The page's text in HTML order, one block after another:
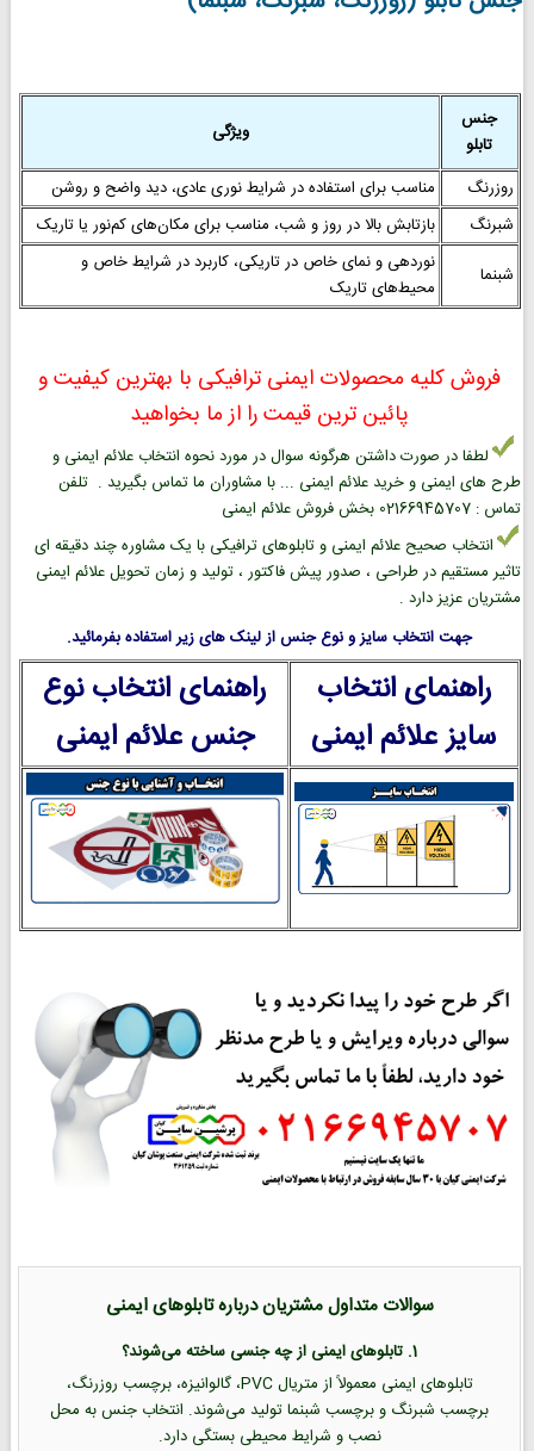
جنس
تابلو
ویژگی
روزرنگ
مناسب برای استفاده در شرایط نوری عادی، دید واضح و روشن
شبرنگ
بازتابش بالا در روز و شب، مناسب برای مکان‌های کم‌نور یا تاریک
شبنما
نوردهی و نمای خاص در تاریکی، کاربرد در شرایط خاص و
محیط‌های تاریک
فروش کلیه محصولات ایمنی ترافیکی با بهترین کیفیت و
پائین ترین قیمت را از ما بخواهید
لطفا در صورت داشتن هرگونه سوال در مورد نحوه انتخاب علائم ایمنی و
طرح های ایمنی و خرید علائم ایمنی ... با مشاوران ما تماس بگیرید . تلفن
تماس : 02166945707 بخش فروش علائم ایمنی
انتخاب صحیح علائم ایمنی و تابلوهای ترافیکی با یک مشاوره چند دقیقه ای
تاثیر مستقیم در طراحی ، صدور پیش فاکتور ، تولید و زمان تحویل علائم ایمنی
مشتریان عزیز دارد .
جهت انتخاب سایز و نوع جنس از لینک های زیر استفاده بفرمائید.
راهنمای انتخاب
سایز علائم ایمنی
راهنمای انتخاب نوع
جنس علائم ایمنی
سوالات متداول مشتریان درباره تابلوهای ایمنی
1. تابلوهای ایمنی از چه جنسی ساخته می‌شوند؟
تابلوهای ایمنی معمولاً از متریال PVC، گالوانیزه، برچسب روزرنگ،
برچسب شبرنگ و برچسب شبنما تولید می‌شوند. انتخاب جنس به محل
نصب و شرایط محیطی بستگی دارد.